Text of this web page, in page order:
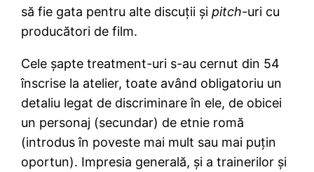
să fie gata pentru alte discuţii şipitch-uri cu
producători de film.
Cele şapte treatment-uri s-au cernut din 54
înscrise la atelier, toate având obligatoriu un
detaliu legat de discriminare în ele, de obicei
un personaj (secundar) de etnie romă
(introdus în poveste mai mult sau mai puţin
oportun). Impresia generală, şi a trainerilor şi